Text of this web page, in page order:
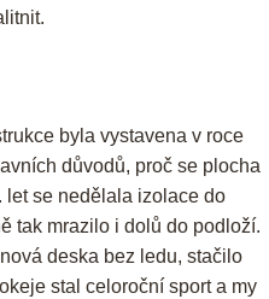
byla vystavena v roce
důvodů, proč se plocha
let se nedělala izolace do
tak mrazilo i dolů do podloží.
deska bez ledu, stačilo
stal celoroční sport a my